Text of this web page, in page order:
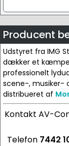
Producent
Udstyret fra IMG
dækker et
professionelt
scene-, musiker-
distribueret af
Kontakt AV-
Telefon 7442